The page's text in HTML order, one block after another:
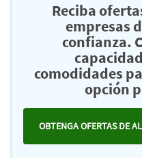
Reciba
empresas
confianza.
comodidades
opción
OBTENGA OFERTAS DE